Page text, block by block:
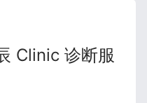
Clinic 诊断服